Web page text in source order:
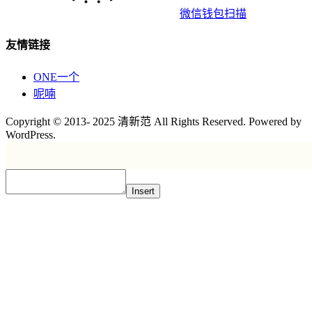
微信钱包扫描
友情链接
ONE一个
呢喃
Copyright © 2013- 2025 清新范 All Rights Reserved. Powered by
WordPress.
Insert